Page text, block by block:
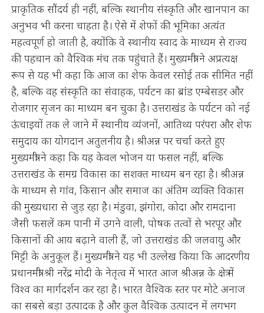
प्राकृतिक सौंदर्य ही नहीं, बल्कि स्थानीय संस्कृति और खानपान का
अनुभव भी करना चाहता है। ऐसे में शेफों की भूमिका अत्यंत
महत्वपूर्ण हो जाती है, क्योंकि वे स्थानीय स्वाद के माध्यम से राज्य
की पहचान को वैश्विक मंच तक पहुंचाते हैं। मुख्यमंत्री ने अप्रत्यक्ष
रूप से यह भी कहा कि आज का शेफ केवल रसोई तक सीमित नहीं
है, बल्कि वह संस्कृति का संवाहक, पर्यटन का ब्रांड एम्बेसडर और
रोजगार सृजन का माध्यम बन चुका है। उत्तराखंड के पर्यटन को नई
ऊंचाइयों तक ले जाने में स्थानीय व्यंजनों, आतिथ्य परंपरा और शेफ
समुदाय का योगदान अतुलनीय है। श्रीअन्न पर चर्चा करते हुए
मुख्यमंत्री ने कहा कि यह केवल भोजन या फसल नहीं, बल्कि
उत्तराखंड के समग्र विकास का सशक्त माध्यम बन रहा है। श्रीअन्न
के माध्यम से गांव, किसान और समाज का अंतिम व्यक्ति विकास
की मुख्यधारा से जुड़ रहा है। मंडुवा, झंगोरा, कोदा और रामदाना
जैसी फसलें कम पानी में उगने वाली, पोषक तत्वों से भरपूर और
किसानों की आय बढ़ाने वाली हैं, जो उत्तराखंड की जलवायु और
मिट्टी के अनुकूल हैं। मुख्यमंत्री ने यह भी उल्लेख किया कि आदरणीय
प्रधानमंत्री श्री नरेंद्र मोदी के नेतृत्व में भारत आज श्रीअन्न के क्षेत्र में
विश्व का मार्गदर्शन कर रहा है। भारत वैश्विक स्तर पर मोटे अनाज
का सबसे बड़ा उत्पादक है और कुल वैश्विक उत्पादन में लगभग